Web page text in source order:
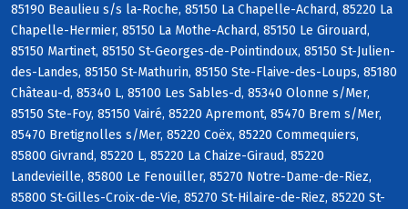
85190 Beaulieu s/s la-Roche, 85150 La Chapelle-Achard, 85220 La
Chapelle-Hermier, 85150 La Mothe-Achard, 85150 Le Girouard,
85150 Martinet, 85150 St-Georges-de-Pointindoux, 85150 St-Julien-
des-Landes, 85150 St-Mathurin, 85150 Ste-Flaive-des-Loups, 85180
Château-d, 85340 L, 85100 Les Sables-d, 85340 Olonne s/Mer,
85150 Ste-Foy, 85150 Vairé, 85220 Apremont, 85470 Brem s/Mer,
85470 Bretignolles s/Mer, 85220 Coëx, 85220 Commequiers,
85800 Givrand, 85220 L, 85220 La Chaize-Giraud, 85220
Landevieille, 85800 Le Fenouiller, 85270 Notre-Dame-de-Riez,
85800 St-Gilles-Croix-de-Vie, 85270 St-Hilaire-de-Riez, 85220 St-